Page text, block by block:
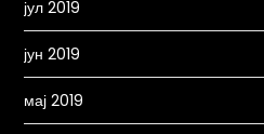
јул 2019
јун 2019
мај 2019